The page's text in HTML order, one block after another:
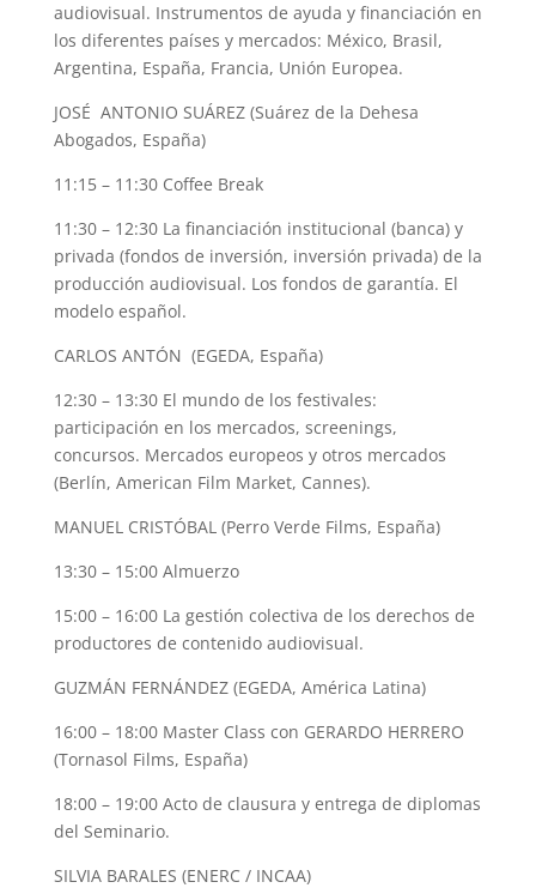
audiovisual. Instrumentos de ayuda y financiación en
los diferentes países y mercados: México, Brasil,
Argentina, España, Francia, Unión Europea.
JOSÉ ANTONIO SUÁREZ (Suárez de la Dehesa
Abogados, España)
11:15 – 11:30 Coffee Break
11:30 – 12:30 La financiación institucional (banca) y
privada (fondos de inversión, inversión privada) de la
producción audiovisual. Los fondos de garantía. El
modelo español.
CARLOS ANTÓN (EGEDA, España)
12:30 – 13:30 El mundo de los festivales:
participación en los mercados, screenings,
concursos. Mercados europeos y otros mercados
(Berlín, American Film Market, Cannes).
MANUEL CRISTÓBAL (Perro Verde Films, España)
13:30 – 15:00 Almuerzo
15:00 – 16:00 La gestión colectiva de los derechos de
productores de contenido audiovisual.
GUZMÁN FERNÁNDEZ (EGEDA, América Latina)
16:00 – 18:00 Master Class con GERARDO HERRERO
(Tornasol Films, España)
18:00 – 19:00 Acto de clausura y entrega de diplomas
del Seminario.
SILVIA BARALES (ENERC / INCAA)